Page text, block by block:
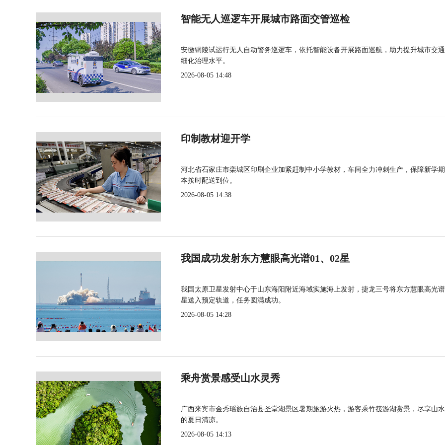
智能无人巡逻车开展城市路面交管巡检
安徽铜陵试运行无人自动警务巡逻车，依托智能设备开展路面巡航，助力提升城市交
细化治理水平。
2026-08-05 14:48
印制教材迎开学
河北省石家庄市栾城区印刷企业加紧赶制中小学教材，车间全力冲刺生产，保障新学
本按时配送到位。
2026-08-05 14:38
我国成功发射东方慧眼高光谱01、02星
我国太原卫星发射中心于山东海阳附近海域实施海上发射，捷龙三号将东方慧眼高光
星送入预定轨道，任务圆满成功。
2026-08-05 14:28
乘舟赏景感受山水灵秀
广西来宾市金秀瑶族自治县圣堂湖景区暑期旅游火热，游客乘竹筏游湖赏景，尽享山
的夏日清凉。
2026-08-05 14:13